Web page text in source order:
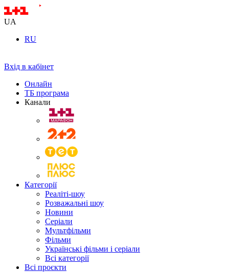
UA
RU
Вхід в кабінет
Онлайн
ТБ програма
Канали
Категорії
Реаліті-шоу
Розважальні шоу
Новини
Серіали
Мультфільми
Фільми
Українські фільми і серіали
Всі категорії
Всі проєкти